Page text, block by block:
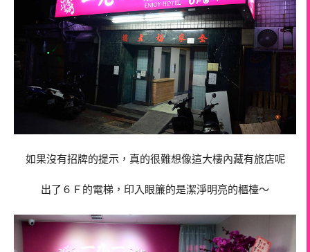
如果沒有招牌的提示，真的很難想像這大樓內藏有旅店呢
出了６Ｆ的電梯，印入眼簾的是潔淨明亮的櫃檯～